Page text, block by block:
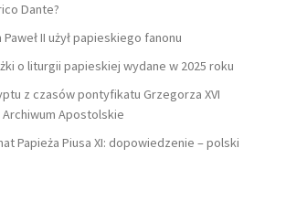
Dante?
II użył papieskiego fanonu
o liturgii papieskiej wydane w 2025 roku
z czasów pontyfikatu Grzegorza XVI
Apostolskie
Papieża Piusa XI: dopowiedzenie – polski